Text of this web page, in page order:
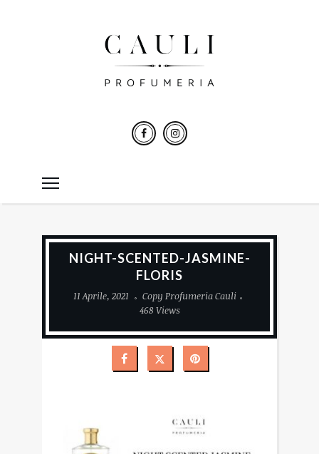
NIGHT-SCENTED-JASMINE-
FLORIS
11 Aprile, 2021
Copy Profumeria Cauli
468 Views